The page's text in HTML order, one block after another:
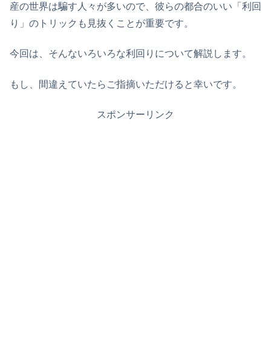
産の世界は騙す人々が多いので、彼らの都合のいい「利回
り」のトリックも見抜くことが重要です。
今回は、そんないろいろな利回りについて解説します。
もし、間違えていたらご指摘いただけると幸いです。
スポンサーリンク